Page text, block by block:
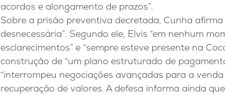
acordos e alongamento de prazos”.
Sobre a prisão preventiva decretada, Cunha
desnecessária”. Segundo ele, Elvis “em nenhum
esclarecimentos” e “sempre esteve presente na
construção de “um plano estruturado de
“interrompeu negociações avançadas para a
recuperação de valores. A defesa informa ainda